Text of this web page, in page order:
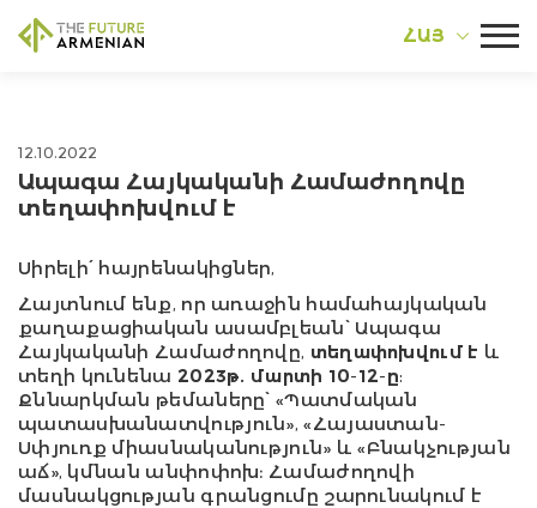
ՀԱՅ
12.10.2022
Ապագա Հայկականի Համաժողովը
տեղափոխվում է
Սիրելի՛ հայրենակիցներ,
Հայտնում ենք, որ առաջին համահայկական
քաղաքացիական ասամբլեան՝ Ապագա
Հայկականի Համաժողովը, տեղափոխվում է և
տեղի կունենա 2023թ. մարտի 10-12-ը:
Քննարկման թեմաները՝ «Պատմական
պատասխանատվություն», «Հայաստան-
Սփյուռք միասնականություն» և «Բնակչության
աճ», կմնան անփոփոխ։ Համաժողովի
մասնակցության գրանցումը շարունակում է